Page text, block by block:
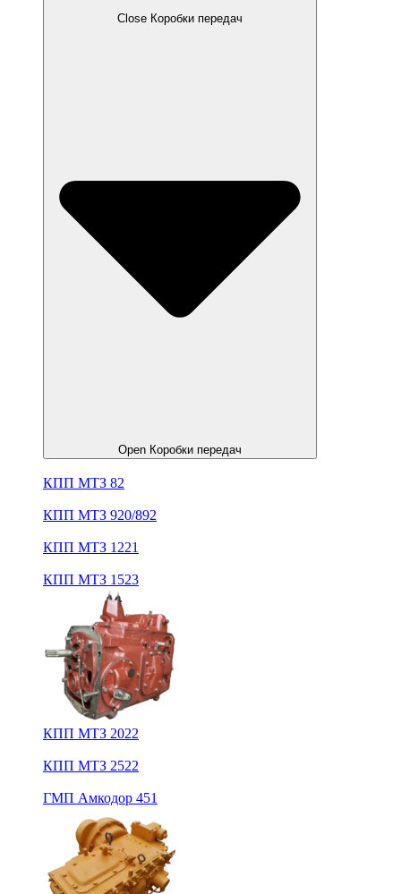
Close Коробки передач
Open Коробки передач
КПП МТЗ 82
КПП МТЗ 920/892
КПП МТЗ 1221
КПП МТЗ 1523
КПП МТЗ 2022
КПП МТЗ 2522
ГМП Амкодор 451